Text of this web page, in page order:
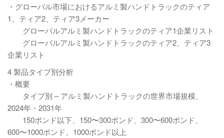
・グローバル市場におけるアルミ製ハンドトラックのティア
1、ティア2、ティア3メーカー
グローバルアルミ製ハンドトラックのティア1企業リスト
グローバルアルミ製ハンドトラックのティア2、ティア3
企業リスト
4 製品タイプ別分析
・概要
タイプ別 – アルミ製ハンドトラックの世界市場規模、
2024年・2031年
150ポンド以下、150〜300ポンド、300〜600ポンド、
600〜1000ポンド、1000ポンド以上